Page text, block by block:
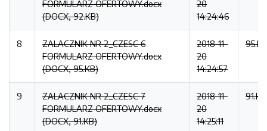
FORMULARZ OFERTOWY.docx
(DOCX, 92.KB)
20
14:24:46
8
ZALACZNIK NR 2_CZESC 6
FORMULARZ OFERTOWY.docx
(DOCX, 95.KB)
2018-11-
20
14:24:57
95.KB
9
ZALACZNIK NR 2_CZESC 7
FORMULARZ OFERTOWY.docx
(DOCX, 91.KB)
2018-11-
20
14:25:11
91.KB